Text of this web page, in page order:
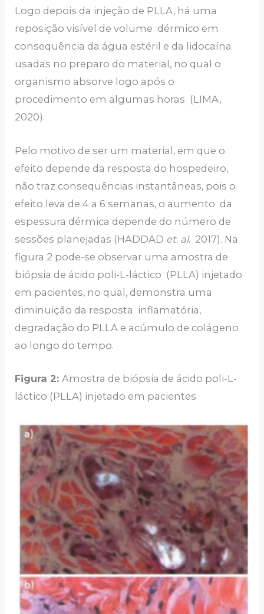
Logo depois da injeção de PLLA, há uma
reposição visível de volume dérmico em
consequência da água estéril e da lidocaína
usadas no preparo do material, no qual o
organismo absorve logo após o
procedimento em algumas horas (LIMA,
2020).
Pelo motivo de ser um material, em que o
efeito depende da resposta do hospedeiro,
não traz consequências instantâneas, pois o
efeito leva de 4 a 6 semanas, o aumento da
espessura dérmica depende do número de
sessões planejadas (HADDAD et. al. 2017). Na
figura 2 pode-se observar uma amostra de
biópsia de ácido poli-L-láctico (PLLA) injetado
em pacientes, no qual, demonstra uma
diminuição da resposta inflamatória,
degradação do PLLA e acúmulo de colágeno
ao longo do tempo.
Figura 2:Amostra de biópsia de ácido poli-L-
láctico (PLLA) injetado em pacientes